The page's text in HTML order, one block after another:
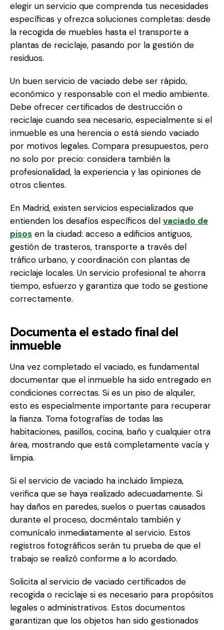
elegir un servicio que comprenda tus necesidades
específicas y ofrezca soluciones completas: desde
la recogida de muebles hasta el transporte a
plantas de reciclaje, pasando por la gestión de
residuos.
Un buen servicio de vaciado debe ser rápido,
económico y responsable con el medio ambiente.
Debe ofrecer certificados de destrucción o
reciclaje cuando sea necesario, especialmente si el
inmueble es una herencia o está siendo vaciado
por motivos legales. Compara presupuestos, pero
no solo por precio: considera también la
profesionalidad, la experiencia y las opiniones de
otros clientes.
En Madrid, existen servicios especializados que
entienden los desafíos específicos del vaciado de
pisos en la ciudad: acceso a edificios antiguos,
gestión de trasteros, transporte a través del
tráfico urbano, y coordinación con plantas de
reciclaje locales. Un servicio profesional te ahorra
tiempo, esfuerzo y garantiza que todo se gestione
correctamente.
Documenta el estado final del
inmueble
Una vez completado el vaciado, es fundamental
documentar que el inmueble ha sido entregado en
condiciones correctas. Si es un piso de alquiler,
esto es especialmente importante para recuperar
la fianza. Toma fotografías de todas las
habitaciones, pasillos, cocina, baño y cualquier otra
área, mostrando que está completamente vacía y
limpia.
Si el servicio de vaciado ha incluido limpieza,
verifica que se haya realizado adecuadamente. Si
hay daños en paredes, suelos o puertas causados
durante el proceso, docméntalo también y
comunícalo inmediatamente al servicio. Estos
registros fotográficos serán tu prueba de que el
trabajo se realizó conforme a lo acordado.
Solicita al servicio de vaciado certificados de
recogida o reciclaje si es necesario para propósitos
legales o administrativos. Estos documentos
garantizan que los objetos han sido gestionados